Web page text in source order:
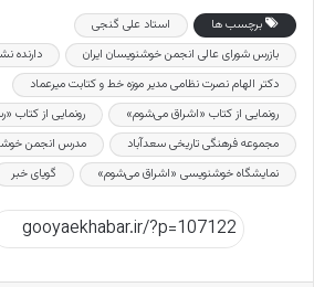
برچسب ها
استاد علی گنجی
بازرس شورای عالی انجمن خوشنویسان ایران
دارنده
دکتر الهام نصرت نظامی مدیر موزه خط و کتابت میرعماد
رونمایی از کتاب «اشراق می‌شوم»
رونمایی از کتاب
مجموعه فرهنگی ‌تاریخی سعدآباد
مدرس انجمن
نمایشگاه خوشنویسی «اشراق می‌شوم»
گویای خبر